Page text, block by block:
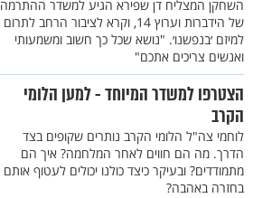
השחקן המצליח דן שפירא הגיע למשדר ההתרמה
של הידברות וערוץ 14, וקרא לציבור הרחב לתרום
למיזם ׳בנפשנו׳. "נושא שכל כך חשוב ומשמעותי
ואנשים צריכים אתכם"
הצטרפו למשדר המיוחד - למען הלומי
הקרב
לוחמי צה"ל הלומי הקרב נותרים שקופים בצד
הדרך. מה הם חווים לאחר המלחמה? איך הם
מתמודדים? ובעיקר כיצד כולנו יכולים לעטוף אותם
בחזרה באהבה?